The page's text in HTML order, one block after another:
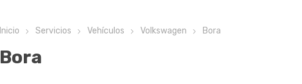
Inicio Servicios Vehículos Volkswagen Bora
Bora